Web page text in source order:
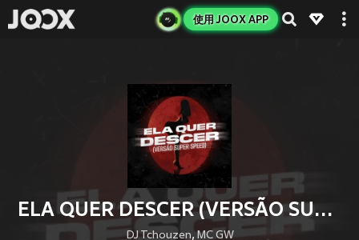
使用 JOOX APP
ELA QUER DESCER (VERSÃO SUPER SPEED) (Explicit)
DJ Tchouzen, MC GW